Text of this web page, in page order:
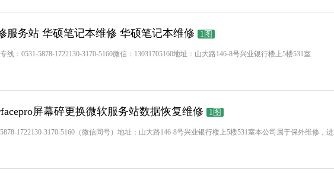
服务站 华硕笔记本维修 华硕笔记本维修 1图
线：0531-5878-1722130-3170-5160微信：13031705160地址：山大路146-8号兴业银行楼上5楼531室
屏幕碎更换微软服务站数据恢复维修 1图
1722130-3170-5160（微信同号）地址：山大路146-8号兴业银行楼上5楼531室本公司属于保外维修，